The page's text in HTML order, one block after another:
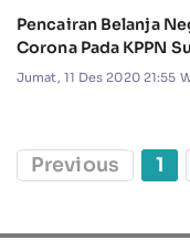
Pencairan Belanja
Corona Pada KPPN
Jumat, 11 Des 2020 21:55
Previous 1